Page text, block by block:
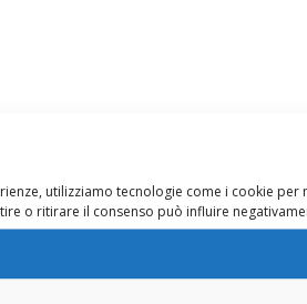
utilizziamo tecnologie come i cookie
o ritirare il consenso può influire